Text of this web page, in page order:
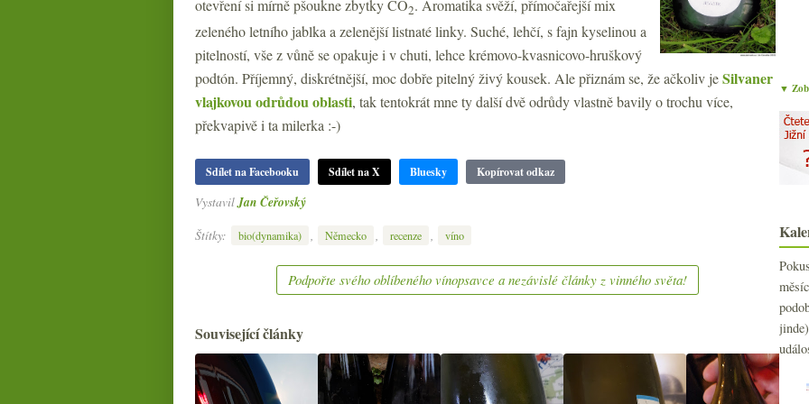
otevření si mírně pšoukne zbytky CO2. Aromatika svěží, přímočařejší mix
zeleného letního jablka a zelenější listnaté linky. Suché, lehčí, s fajn kyselinou a
pitelností, vše z vůně se opakuje i v chuti, lehce krémovo-kvasnicovo-hruškový
podtón. Příjemný, diskrétnější, moc dobře pitelný živý kousek. Ale přiznám se, že ačkoliv jeSilvaner
vlajkovou odrůdou oblasti, tak tentokrát mne ty další dvě odrůdy vlastně bavily o trochu více,
překvapivě i ta milerka :-)
Sdílet na Facebooku Sdílet na X Bluesky Kopírovat odkaz
VystavilJan Čeřovský
Štítky:
bio(dynamika) Německo recenze víno
Podpořte svého oblíbeného vínopsavce a nezávislé články z vinného světa!
Související články
►
▼